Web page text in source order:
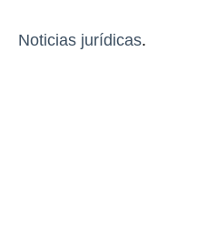
Noticias jurídicas.